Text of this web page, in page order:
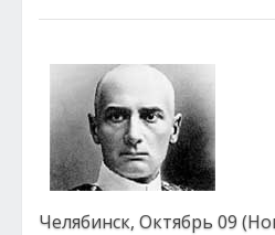
Челябинск, Октябрь 09